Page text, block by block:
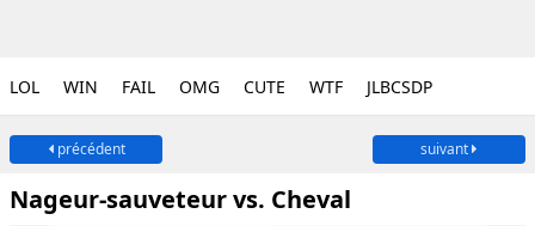
LOL WIN FAIL OMG CUTE WTF JLBCSDP
précédent suivant
Nageur-sauveteur vs. Cheval